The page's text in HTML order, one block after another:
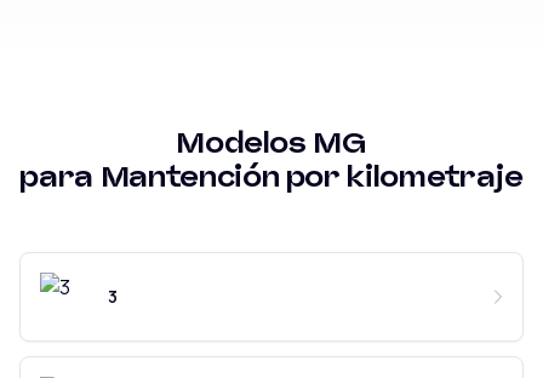
Modelos MG
para Mantención por kilometraje
3